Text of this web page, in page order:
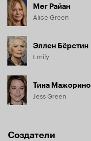
Мег Райан
Alice Green
Эллен Бёрстин
Emily
Тина Мажорино
Jess Green
Создатели